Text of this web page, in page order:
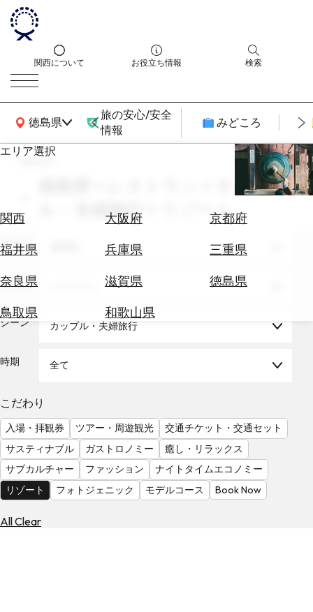
関西について お役立ち情報 検索
徳島県
関西広域MAP
旅の安心/安全
情報
みどころ
エリア選択
関西 大阪府
京都府
福井県
兵庫県
三重県
奈良県
滋賀県
徳島県
鳥取県
和歌山県
エ
券
テ
を
る
気
を
見
る
search
徳島県 × レストラン × カップ
ル・夫婦旅行 × リゾート
エリア
テーマ
シーン カップル・夫婦旅行
時期 全て
こだわり
入場・拝観券 ツアー・周遊観光
交通チケット・交通セット
サスティナブル
ガストロノミー
癒し・リラックス
サブカルチャー
ファッション
ナイトタイムエコノミー
リゾート
フォトジェニック モデルコース Book Now
All Clear